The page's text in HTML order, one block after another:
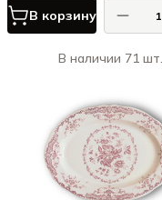
В корзину
В наличии 71 шт.